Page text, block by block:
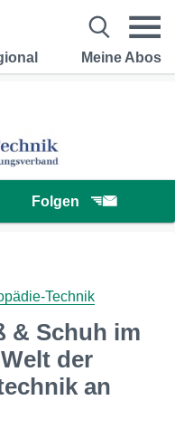
Meine Abos
Folgen
Technik
& Schuh im
der
an